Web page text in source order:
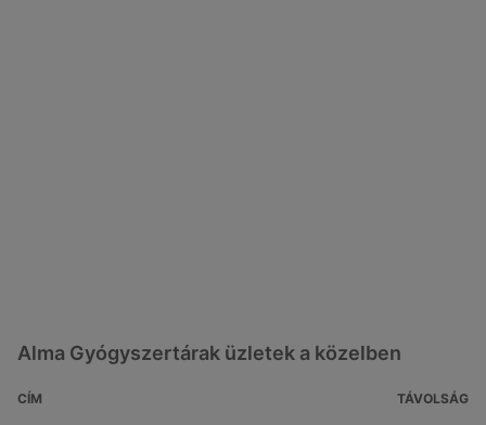
Alma Gyógyszertárak üzletek a közelben
CÍM TÁVOLSÁG